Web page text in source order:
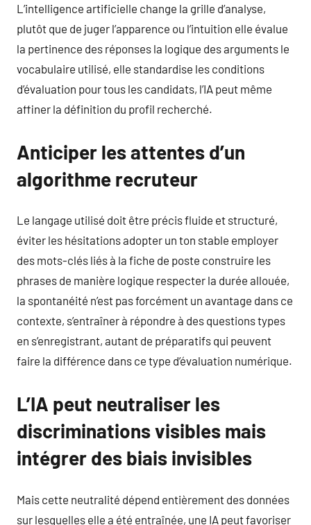
L’intelligence artificielle change la grille d’analyse,
plutôt que de juger l’apparence ou l’intuition elle évalue
la pertinence des réponses la logique des arguments le
vocabulaire utilisé, elle standardise les conditions
d’évaluation pour tous les candidats, l’IA peut même
affiner la définition du profil recherché.
Anticiper les attentes d’un
algorithme recruteur
Le langage utilisé doit être précis fluide et structuré,
éviter les hésitations adopter un ton stable employer
des mots-clés liés à la fiche de poste construire les
phrases de manière logique respecter la durée allouée,
la spontanéité n’est pas forcément un avantage dans ce
contexte, s’entraîner à répondre à des questions types
en s’enregistrant, autant de préparatifs qui peuvent
faire la différence dans ce type d’évaluation numérique.
L’IA peut neutraliser les
discriminations visibles mais
intégrer des biais invisibles
Mais cette neutralité dépend entièrement des données
sur lesquelles elle a été entraînée, une IA peut favoriser